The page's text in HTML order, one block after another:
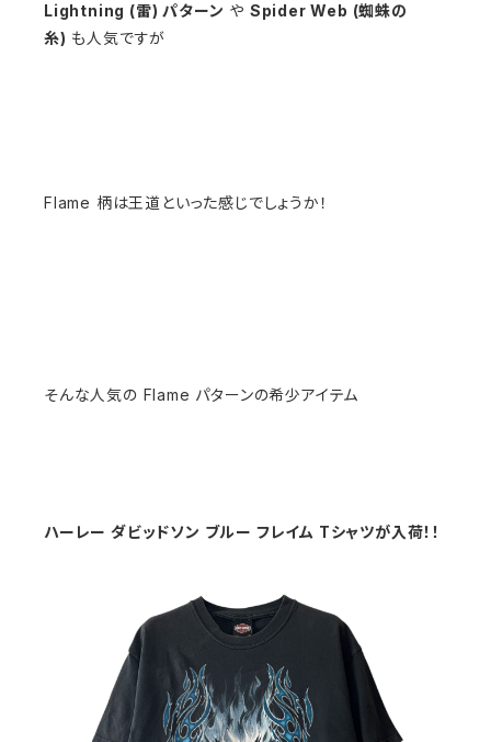
Lightning (雷) パターン や Spider Web (蜘蛛の
糸) も人気ですが
Flame 柄は王道といった感じでしょうか！
そんな人気の Flame パターンの希少アイテム
ハーレー ダビッドソン ブルー フレイム Tシャツが入荷！！